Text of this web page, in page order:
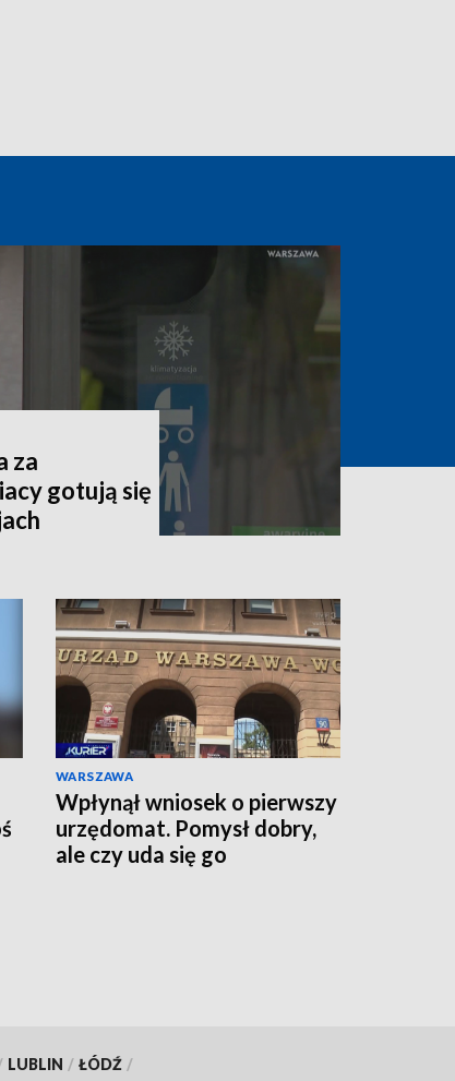
za
gotują się
WARSZAWA
Wpłynął wniosek o pierwszy
urzędomat. Pomysł dobry,
ale czy uda się go
LUBLIN / ŁÓDŹ /